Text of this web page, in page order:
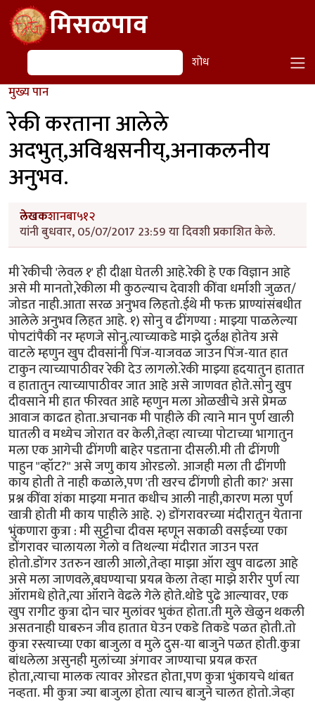
Skip to main contentमिसळपाव
शोध शोध
मुख्य पान
रेकी करताना आलेले
अदभुत्,अविश्वसनीय्,अनाकलनीय
अनुभव.
लेखकशानबा५१२
यांनी बुधवार, 05/07/2017 23:59 या दिवशी प्रकाशित केले.
मी रेकीची 'लेवल १' ही दीक्षा घेतली आहे.रेकी हे एक विज्ञान आहे
असे मी मानतो,रेकीला मी कुठल्याच देवाशी कींवा धर्माशी जुळत/
जोडत नाही.आता सरळ अनुभव लिहतो.ईथे मी फक्त प्राण्यांसंबधीत
आलेले अनुभव लिहत आहे. १) सोनु व ढींगण्या : माझ्या पाळलेल्या
पोपटांपैकी नर म्हणजे सोनु.त्याच्याकडे माझे दुर्लक्ष होतेय असे
वाटले म्हणुन खुप दीवसांनी पिंज-याजवळ जाउन पिंज-यात हात
टाकुन त्याच्यापाठीवर रेकी देउ लागलो.रेकी माझ्या ह्रदयातुन हातात
व हातातुन त्याच्यापाठीवर जात आहे असे जाणवत होते.सोनु खुप
दीवसाने मी हात फीरवत आहे म्हणुन मला ओळखीचे असे प्रेमळ
आवाज काढत होता.अचानक मी पाहीले की त्याने मान पुर्ण खाली
घातली व मध्येच जोरात वर केली,तेव्हा त्याच्या पोटाच्या भागातुन
मला एक आगेची ढींगणी बाहेर पडताना दीसली.मी ती ढींगणी
पाहुन "व्हॉट?" असे जणु काय ओरडलो. आजही मला ती ढींगणी
काय होती ते नाही कळाले,पण 'ती खरच ढींगणी होती का?' असा
प्रश्न कींवा शंका माझ्या मनात कधीच आली नाही,कारण मला पुर्ण
खात्री होती मी काय पाहीले आहे. २) डोंगरावरच्या मंदीरातुन येताना
भुंकणारा कुत्रा : मी सुट्टीचा दीवस म्हणून सकाळी वसईच्या एका
डोंगरावर चालायला गेलो व तिथल्या मंदीरात जाउन परत
होतो.डोंगर उतरुन खाली आलो,तेव्हा माझा ऑरा खुप वाढला आहे
असे मला जाणवले,बघण्याचा प्रयत्न केला तेव्हा माझे शरीर पुर्ण त्या
ऑरामधे होते,त्या ऑराने वेढले गेले होते.थोडे पुढे आल्यावर, एक
खुप रागीट कुत्रा दोन चार मुलांवर भुकंत होता.ती मुले खेळुन थकली
असतनाही घाबरुन जीव हातात घेउन एकडे तिकडे पळत होती.तो
कुत्रा रस्त्याच्या एका बाजुला व मुले दुस-या बाजुने पळत होती.कुत्रा
बांधलेला असुनही मुलांच्या अंगावर जाण्याचा प्रयत्न करत
होता,त्याचा मालक त्यावर ओरडत होता,पण कुत्रा भुंकायचे थांबत
नव्हता. मी कुत्रा ज्या बाजुला होता त्याच बाजुने चालत होतो.जेव्हा